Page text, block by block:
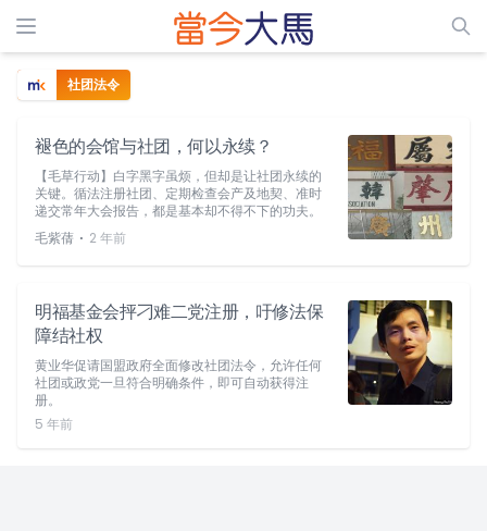
社团法令
褪色的会馆与社团，何以永续？
【毛草行动】白字黑字虽烦，但却是让社团永续的
关键。循法注册社团、定期检查会产及地契、准时
递交常年大会报告，都是基本却不得不下的功夫。
毛紫蒨 ⋅ 2 年前
明福基金会抨刁难二党注册，吁修法保
障结社权
黄业华促请国盟政府全面修改社团法令，允许任何
社团或政党一旦符合明确条件，即可自动获得注
册。
5 年前